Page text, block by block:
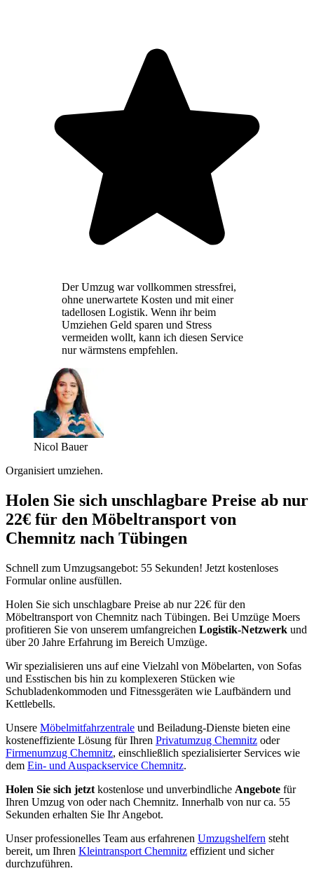
Der Umzug war vollkommen stressfrei,
ohne unerwartete Kosten und mit einer
tadellosen Logistik. Wenn ihr beim
Umziehen Geld sparen und Stress
vermeiden wollt, kann ich diesen Service
nur wärmstens empfehlen.
Nicol Bauer
Organisiert umziehen.
Holen Sie sich unschlagbare Preise ab nur
22€ für den Möbeltransport von
Chemnitz nach Tübingen
Schnell zum Umzugsangebot: 55 Sekunden! Jetzt kostenloses
Formular online ausfüllen.
Holen Sie sich unschlagbare Preise ab nur 22€ für den
Möbeltransport von Chemnitz nach Tübingen. Bei Umzüge Moers
profitieren Sie von unserem umfangreichen Logistik-Netzwerk und
über 20 Jahre Erfahrung im Bereich Umzüge.
Wir spezialisieren uns auf eine Vielzahl von Möbelarten, von Sofas
und Esstischen bis hin zu komplexeren Stücken wie
Schubladenkommoden und Fitnessgeräten wie Laufbändern und
Kettlebells.
Unsere Möbelmitfahrzentrale und Beiladung-Dienste bieten eine
kosteneffiziente Lösung für Ihren Privatumzug Chemnitz oder
Firmenumzug Chemnitz, einschließlich spezialisierter Services wie
dem Ein- und Auspackservice Chemnitz.
Holen Sie sich jetzt kostenlose und unverbindliche Angebote für
Ihren Umzug von oder nach Chemnitz. Innerhalb von nur ca. 55
Sekunden erhalten Sie Ihr Angebot.
Unser professionelles Team aus erfahrenen Umzugshelfern steht
bereit, um Ihren Kleintransport Chemnitz effizient und sicher
durchzuführen.